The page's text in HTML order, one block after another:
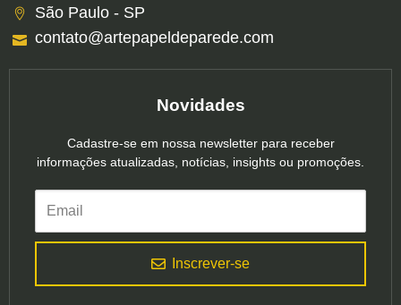
São Paulo - SP
contato@artepapeldeparede.com
Novidades
Cadastre-se em nossa newsletter para receber
informações atualizadas, notícias, insights ou promoções.
Inscrever-se